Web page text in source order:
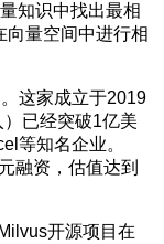
知识中找出最相
向量空间中进行相
这家成立于2019
已经突破1亿美
等知名企业。
融资，估值达到
开源项目在